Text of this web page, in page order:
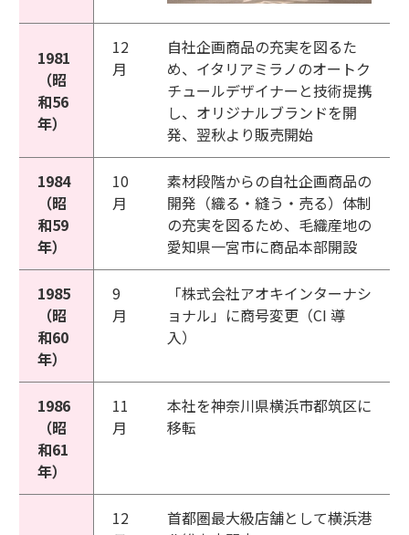
1981
（昭
和56
年）
12
月
自社企画商品の充実を図るた
め、イタリアミラノのオートク
チュールデザイナーと技術提携
し、オリジナルブランドを開
発、翌秋より販売開始
1984
（昭
和59
年）
10
月
素材段階からの自社企画商品の
開発（織る・縫う・売る）体制
の充実を図るため、毛織産地の
愛知県一宮市に商品本部開設
1985
（昭
和60
年）
9
月
「株式会社アオキインターナシ
ョナル」に商号変更（CI 導
入）
1986
（昭
和61
年）
11
月
本社を神奈川県横浜市都筑区に
移転
12
首都圏最大級店舗として横浜港